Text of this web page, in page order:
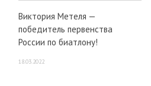
Виктория Метеля —
победитель первенства
России по биатлону!
18.03.2022